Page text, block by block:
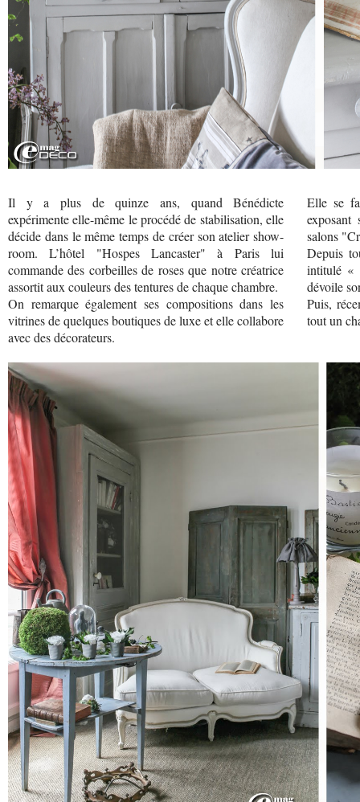
Il y a plus de quinze ans, quand Bénédicte
expérimente elle-même le procédé de stabilisation, elle
décide dans le même temps de créer son atelier show-
room. L’hôtel "Hospes Lancaster" à Paris lui
commande des corbeilles de roses que notre créatrice
assortit aux couleurs des tentures de chaque chambre.
On remarque également ses compositions dans les
vitrines de quelques boutiques de luxe et elle collabore
avec des décorateurs.
Elle se
salons
Depuis
intitulé «
dévoile
Puis,
tout un